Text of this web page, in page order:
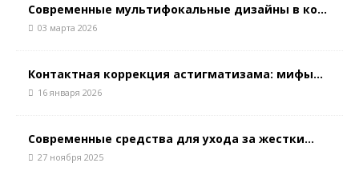
Современные мультифокальные дизайны в ко...
03 марта 2026
Контактная коррекция астигматизaма: мифы...
16 января 2026
Современные средства для ухода за жестки...
27 ноября 2025